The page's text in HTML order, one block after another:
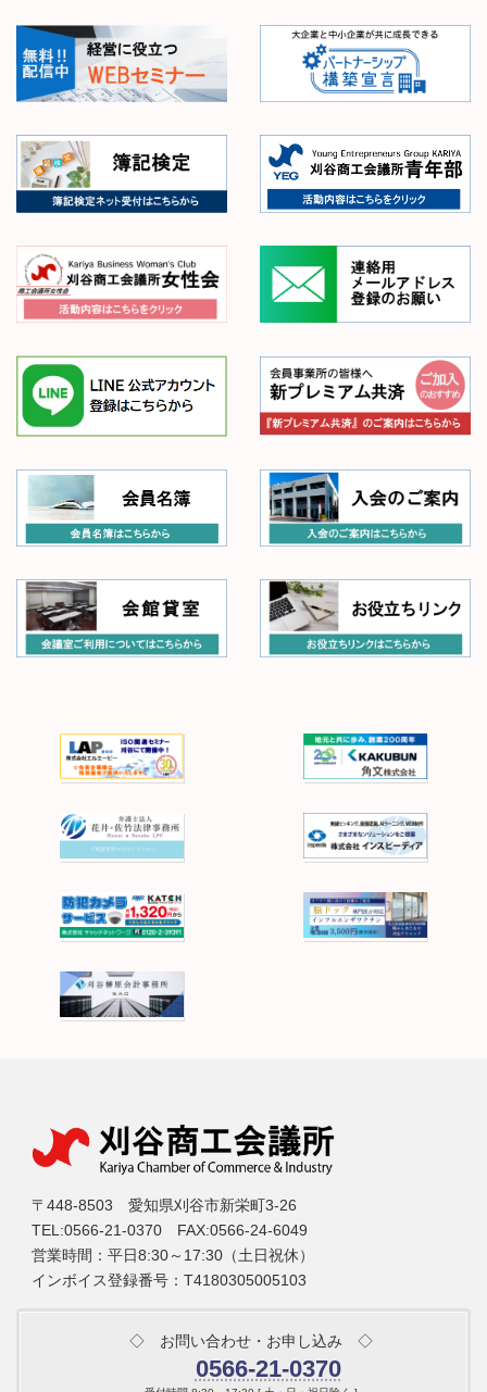
〒448-8503 愛知県刈谷市新栄町3-26
TEL:0566-21-0370 FAX:0566-24-6049
営業時間：平日8:30～17:30（土日祝休）
インボイス登録番号：T4180305005103
◇ お問い合わせ・お申し込み ◇
0566-21-0370